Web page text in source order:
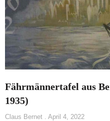
Fährmännertafel aus
1935)
Claus Bernet April 4, 2022